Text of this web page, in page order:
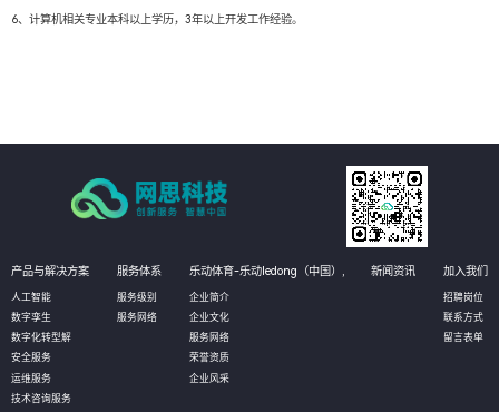
6、计算机相关专业本科以上学历，3年以上开发工作经验。
产品与解决方案
人工智能
数字孪生
数字化转型解
安全服务
运维服务
技术咨询服务
服务体系
服务级别
服务网络
乐动体育-乐动ledong（中国）,
企业简介
企业文化
服务网络
荣誉资质
企业风采
新闻资讯 加入我们
招聘岗位
联系方式
留言表单